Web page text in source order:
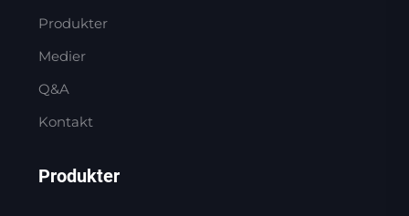
Produkter
Medier
Q&A
Kontakt
Produkter